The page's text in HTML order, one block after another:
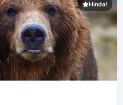
Hinda!